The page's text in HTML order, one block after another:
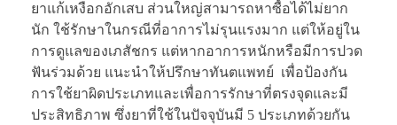
ยาแก้เหงือกอักเสบ ส่วนใหญ่สามารถหาซื้อได้ไม่ยาก
นัก ใช้รักษาในกรณีที่อาการไม่รุนแรงมาก แต่ให้อยู่ใน
การดูแลของเภสัชกร แต่หากอาการหนักหรือมีการปวด
ฟันร่วมด้วย แนะนำให้ปรึกษาทันตแพทย์ เพื่อป้องกัน
การใช้ยาผิดประเภทและเพื่อการรักษาที่ตรงจุดและมี
ประสิทธิภาพ ซึ่งยาที่ใช้ในปัจจุบันมี 5 ประเภทด้วยกัน